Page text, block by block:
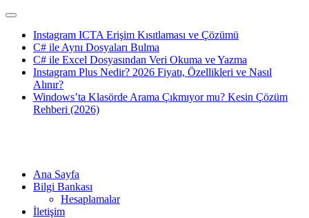
Instagram ICTA Erişim Kısıtlaması ve Çözümü
C# ile Aynı Dosyaları Bulma
C# ile Excel Dosyasından Veri Okuma ve Yazma
Instagram Plus Nedir? 2026 Fiyatı, Özellikleri ve Nasıl
Alınır?
Windows’ta Klasörde Arama Çıkmıyor mu? Kesin Çözüm
Rehberi (2026)
Ana Sayfa
Bilgi Bankası
Hesaplamalar
İletişim